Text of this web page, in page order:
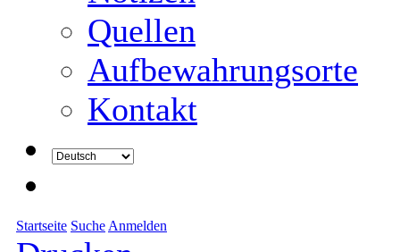
Quellen
Aufbewahrungsorte
Kontakt
Startseite Suche Anmelden